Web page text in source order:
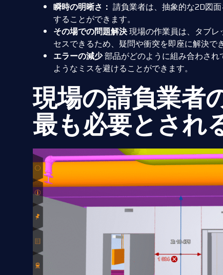
瞬時の明晰さ： 請負業者は、抽象的な2D図
することができます。
その場での問題解決現場の作業員は、タブレ
セスできるため、疑問や衝突を即座に解決で
エラーの減少部品がどのように組み合わされ
ようなミスを避けることができます。
現場の請負業者
最も必要とされ